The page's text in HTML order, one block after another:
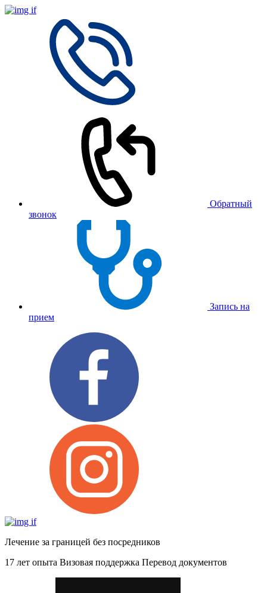
Обратный
звонок
Запись на
прием
Лечение за границей без посредников
17 лет опыта Визовая поддержка Перевод документов